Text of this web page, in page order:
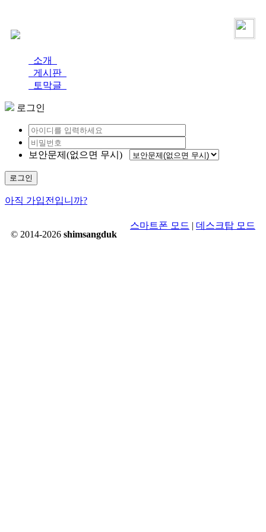
소개
게시판
토막글
로그인
보안문제(없으면 무시)
로그인
아직 가입전입니까?
© 2014-2026 shimsangduk
스마트폰 모드 | 데스크탑 모드